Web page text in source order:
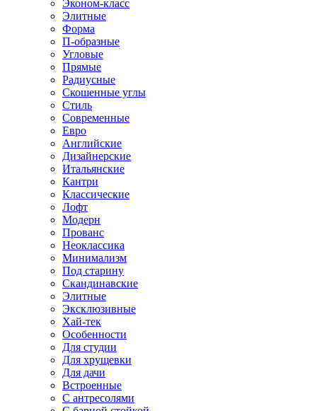
Эконом-класс
Элитные
Форма
П-образные
Угловые
Прямые
Радиусные
Скошенные углы
Стиль
Современные
Евро
Английские
Дизайнерские
Итальянские
Кантри
Классические
Лофт
Модерн
Прованс
Неоклассика
Минимализм
Под старину
Скандинавские
Элитные
Эксклюзивные
Хай-тек
Особенности
Для студии
Для хрущевки
Для дачи
Встроенные
С антресолями